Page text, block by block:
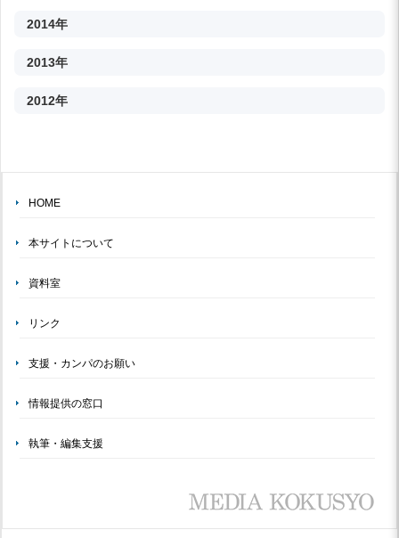
2014年
2013年
2012年
HOME
本サイトについて
資料室
リンク
支援・カンパのお願い
情報提供の窓口
執筆・編集支援